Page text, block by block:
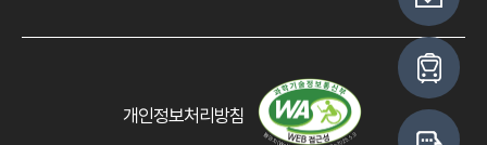
개인정보처리방침